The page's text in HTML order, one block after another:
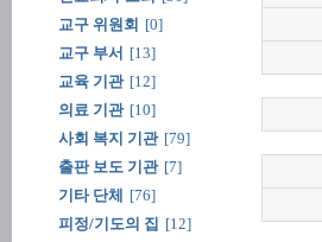
교구 위원회 [0]
교구 부서 [13]
교육 기관 [12]
의료 기관 [10]
사회 복지 기관 [79]
출판 보도 기관 [7]
기타 단체
[76]
피정/기도의 집 [12]